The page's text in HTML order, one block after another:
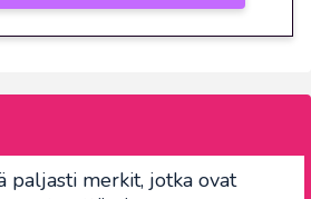
paljasti merkit, jotka ovat